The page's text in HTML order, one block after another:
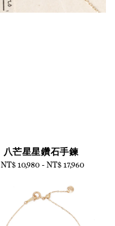
八芒星星鑽石手鍊
Regular
NT$ 10,980-NT$ 17,960